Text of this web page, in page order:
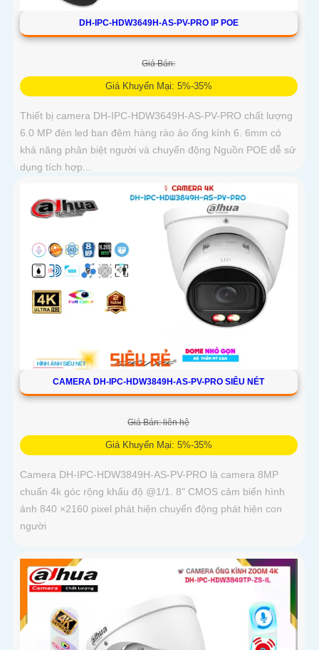
DH-IPC-HDW3649H-AS-PV-PRO IP POE
Giá Bán:
Giá Khuyến Mại: 5%-35%
Thiết bị camera DH-IPC-HDW3649H-AS-PV-PRO chất lượng
6.0 MP đèn led ban đêm hàng rào ảo ống kính 6. 6mm có
khả năng phân biệt người và chuyển động Nguồn POE dễ sử
dụng tích hợp...
CAMERA DH-IPC-HDW3849H-AS-PV-PRO SIÊU NÉT
Giá Bán: liên hệ
Giá Khuyến Mại: 5%-35%
Camera DH-IPC-HDW3849H-AS-PV-PRO là camera 8MP
chuẩn 4k góc rộng khẩu độ @1/1. 8" CMOS cảm biến hình
ảnh 840 ×2160 pixel phát hiện chuyển động phát hiện con
người